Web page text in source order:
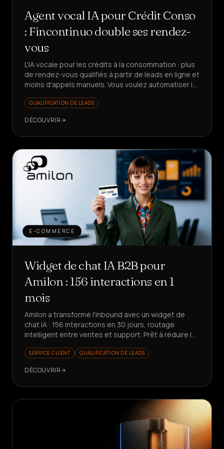
Agent vocal IA pour Crédit Conso
: Fincontinuo double ses rendez-
vous
L'IA vocale pour les crédits à la consommation : plus
de rendez-vous qualifiés à partir de leads en ligne et
moins d'appels manuels. Vous voulez automatiser le
QUALIFICATION DE LEADS
DÉCOUVRIR
E-COMMERCE
Widget de chat IA B2B pour
Amilon : 156 interactions en 1
mois
Amilon a transformé l'inbound avec un widget de
chat IA : 156 interactions en 30 jours, routage
intelligent entre ventes et support. Prêt à réduire le
SERVICE CLIENT QUALIFICATION DE LEADS
DÉCOUVRIR